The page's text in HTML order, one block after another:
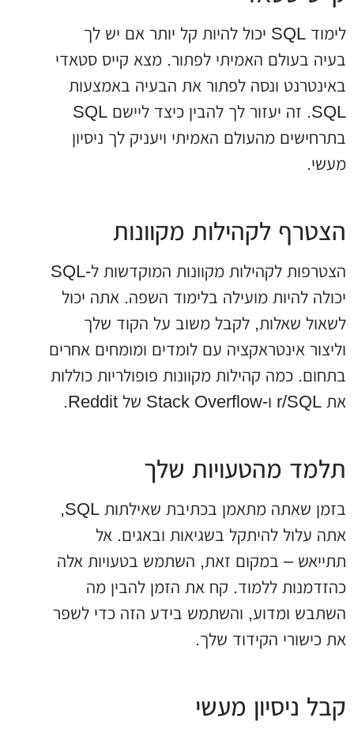
לימוד SQL יכול להיות קל יותר אם יש לך
בעיה בעולם האמיתי לפתור. מצא קייס סטאדי
באינטרנט ונסה לפתור את הבעיה באמצעות
SQL. זה יעזור לך להבין כיצד ליישם SQL
בתרחישים מהעולם האמיתי ויעניק לך ניסיון
מעשי.
הצטרף לקהילות מקוונות
הצטרפות לקהילות מקוונות המוקדשות ל-SQL
יכולה להיות מועילה בלימוד השפה. אתה יכול
לשאול שאלות, לקבל משוב על הקוד שלך
וליצור אינטראקציה עם לומדים ומומחים אחרים
בתחום. כמה קהילות מקוונות פופולריות כוללות
את r/SQL ו-Stack Overflow של Reddit.
תלמד מהטעויות שלך
בזמן שאתה מתאמן בכתיבת שאילתות SQL,
אתה עלול להיתקל בשגיאות ובאגים. אל
תתייאש – במקום זאת, השתמש בטעויות אלה
כהזדמנות ללמוד. קח את הזמן להבין מה
השתבש ומדוע, והשתמש בידע הזה כדי לשפר
את כישורי הקידוד שלך.
קבל ניסיון מעשי